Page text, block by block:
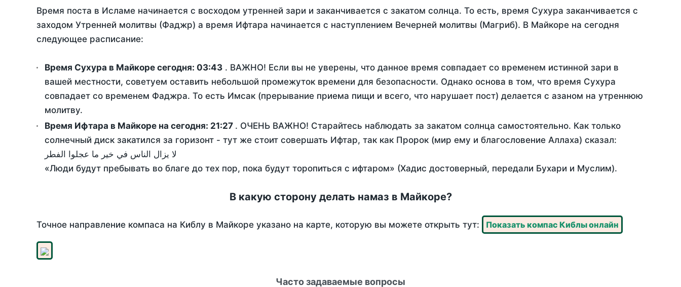
Время поста в Исламе начинается с восходом утренней зари и заканчивается с закатом солнца. То есть, время Сухура заканчивается с
заходом Утренней молитвы (Фаджр) а время Ифтара начинается с наступлением Вечерней молитвы (Магриб). В Майкоре на сегодня
следующее расписание:
Время Сухура в Майкоре сегодня: 03:43 . ВАЖНО! Если вы не уверены, что данное время совпадает со временем истинной зари в
вашей местности, советуем оставить небольшой промежуток времени для безопасности. Однако основа в том, что время Сухура
совпадает со временем Фаджра. То есть Имсак (прерывание приема пищи и всего, что нарушает пост) делается с азаном на утреннюю
молитву.
Время Ифтара в Майкоре на сегодня: 21:27 . ОЧЕНЬ ВАЖНО! Старайтесь наблюдать за закатом солнца самостоятельно. Как только
солнечный диск закатился за горизонт - тут же стоит совершать Ифтар, так как Пророк (мир ему и благословение Аллаха) сказал:
لا يزال الناس في خير ما عجلوا الفطر
«Люди будут пребывать во благе до тех пор, пока будут торопиться с ифтаром» (Хадис достоверный, передали Бухари и Муслим).
В какую сторону делать намаз в Майкоре?
Точное направление компаса на Киблу в Майкоре указано на карте, которую вы можете открыть тут: Показать компас Киблы онлайн
Часто задаваемые вопросы